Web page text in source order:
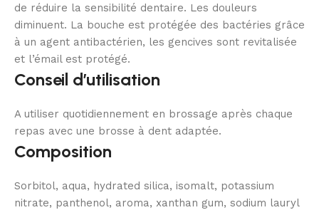
de réduire la sensibilité dentaire. Les douleurs
diminuent. La bouche est protégée des bactéries grâce
à un agent antibactérien, les gencives sont revitalisée
et l’émail est protégé.
Conseil d’utilisation
A utiliser quotidiennement en brossage après chaque
repas avec une brosse à dent adaptée.
Composition
Sorbitol, aqua, hydrated silica, isomalt, potassium
nitrate, panthenol, aroma, xanthan gum, sodium lauryl